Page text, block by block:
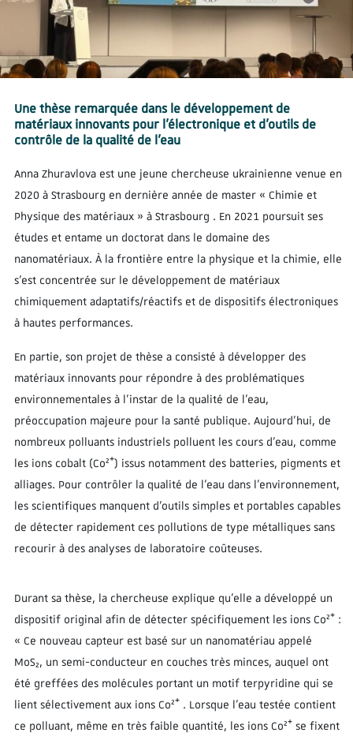
Une thèse remarquée dans le développement de
matériaux innovants pour l’électronique et d’outils de
contrôle de la qualité de l’eau
Anna Zhuravlova est une jeune chercheuse ukrainienne venue en
2020 à Strasbourg en dernière année de master « Chimie et
Physique des matériaux » à Strasbourg . En 2021 poursuit ses
études et entame un doctorat dans le domaine des
nanomatériaux. À la frontière entre la physique et la chimie, elle
s’est concentrée sur le développement de matériaux
chimiquement adaptatifs/réactifs et de dispositifs électroniques
à hautes performances.
En partie, son projet de thèse a consisté à développer des
matériaux innovants pour répondre à des problématiques
environnementales à l’instar de la qualité de l’eau,
préoccupation majeure pour la santé publique. Aujourd’hui, de
nombreux polluants industriels polluent les cours d’eau, comme
les ions cobalt (Co²⁺) issus notamment des batteries, pigments et
alliages. Pour contrôler la qualité de l’eau dans l’environnement,
les scientifiques manquent d’outils simples et portables capables
de détecter rapidement ces pollutions de type métalliques sans
recourir à des analyses de laboratoire coûteuses.
Durant sa thèse, la chercheuse explique qu’elle a développé un
dispositif original afin de détecter spécifiquement les ions Co²⁺ :
« Ce nouveau capteur est basé sur un nanomatériau appelé
MoS₂, un semi-conducteur en couches très minces, auquel ont
été greffées des molécules portant un motif terpyridine qui se
lient sélectivement aux ions Co²⁺ . Lorsque l’eau testée contient
ce polluant, même en très faible quantité, les ions Co²⁺ se fixent